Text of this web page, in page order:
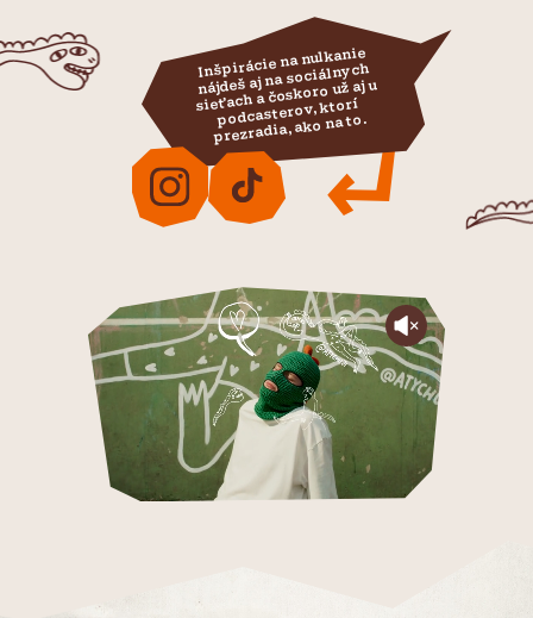
Inšpirácie na nulkanie
nájdeš aj na sociálnych
sieťach a čoskoro už aj u
podcasterov, ktorí
prezradia, ako na to.